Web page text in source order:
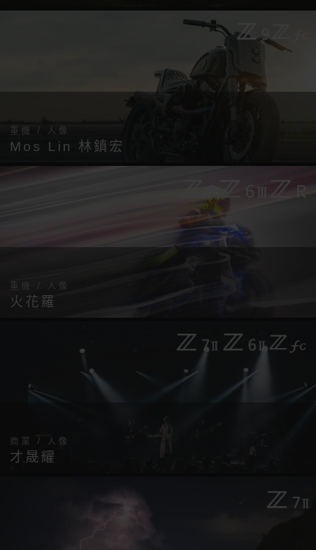
重機 / 人像
Mos Lin 林鎮宏
重機 / 人像
火花羅
商業 / 人像
才晟耀